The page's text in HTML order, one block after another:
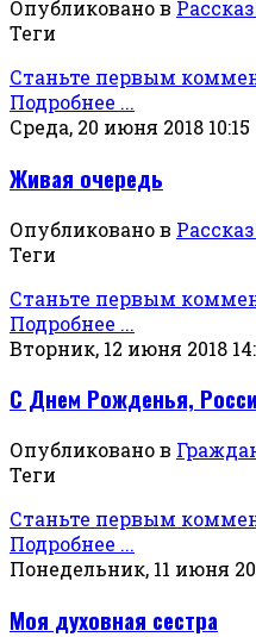
Опубликовано в
Теги
Станьте первым
Подробнее ...
Среда, 20 июня 2018 10:15
Живая очередь
Опубликовано в
Теги
Станьте первым
Подробнее ...
Вторник, 12 июня 2018
С Днем Рожденья,
Опубликовано в
Теги
Станьте первым
Подробнее ...
Понедельник, 11 июня
Моя духовная сестра